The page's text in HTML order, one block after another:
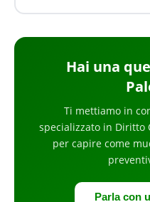
Hai una
Ti mettiamo in
specializzato in Diritto
per capire come
Parla con